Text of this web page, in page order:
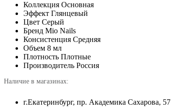
Коллекция Основная
Эффект Глянцевый
Цвет Серый
Бренд Mio Nails
Консистенция Средняя
Объем 8 мл
Плотность Плотные
Производитель Россия
Наличие в магазинах:
г.Екатеринбург, пр. Академика Сахарова, 57